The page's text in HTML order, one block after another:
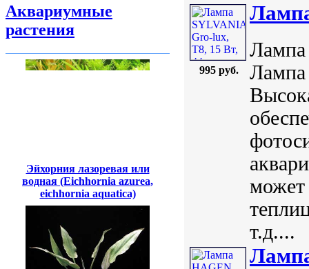
Аквариумные
растения
Эйхорния лазоревая или
водная (Eichhornia azurea,
eichhornia aquatica)
995 руб.
Лампа
Лампа
может
т.д....